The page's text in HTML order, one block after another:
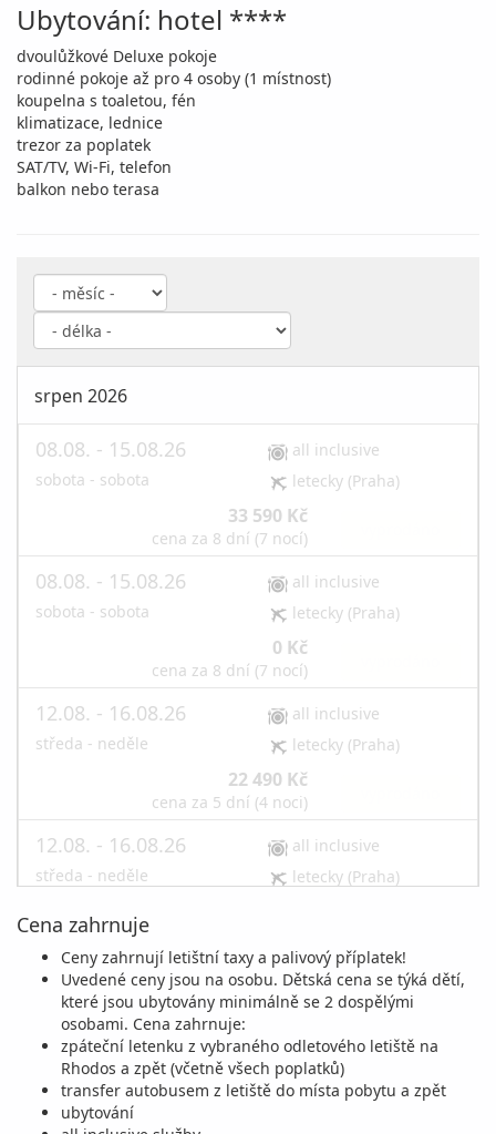
Ubytování: hotel ****
dvoulůžkové Deluxe pokoje
rodinné pokoje až pro 4 osoby (1 místnost)
koupelna s toaletou, fén
klimatizace, lednice
trezor za poplatek
SAT/TV, Wi-Fi, telefon
balkon nebo terasa
srpen 2026
08.08. - 15.08.26
sobota - sobota
all inclusive
letecky (Praha)
33 590 Kč
cena za 8 dní (7 nocí)
08.08. - 15.08.26
sobota - sobota
all inclusive
letecky (Praha)
0 Kč
cena za 8 dní (7 nocí)
12.08. - 16.08.26
středa - neděle
all inclusive
letecky (Praha)
22 490 Kč
cena za 5 dní (4 noci)
12.08. - 16.08.26
středa - neděle
all inclusive
letecky (Praha)
15.08. - 22.08.26
sobota - sobota
all inclusive
letecky (Praha)
37 190 Kč
cena za 8 dní (7 nocí) vyprodáno
15.08. - 22.08.26
Cena zahrnuje
Ceny zahrnují letištní taxy a palivový příplatek!
Uvedené ceny jsou na osobu. Dětská cena se týká dětí,
které jsou ubytovány minimálně se 2 dospělými
osobami. Cena zahrnuje:
zpáteční letenku z vybraného odletového letiště na
Rhodos a zpět (včetně všech poplatků)
transfer autobusem z letiště do místa pobytu a zpět
ubytování